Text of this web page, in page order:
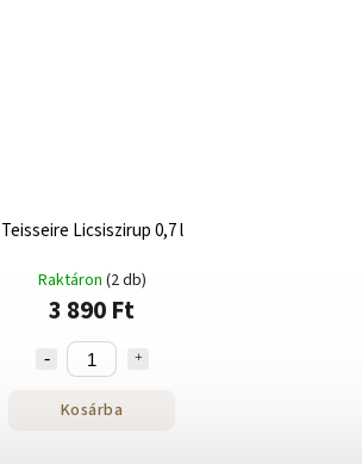
Teisseire Licsiszirup 0,7 l
Raktáron (2 db)
3 890 Ft
Kosárba